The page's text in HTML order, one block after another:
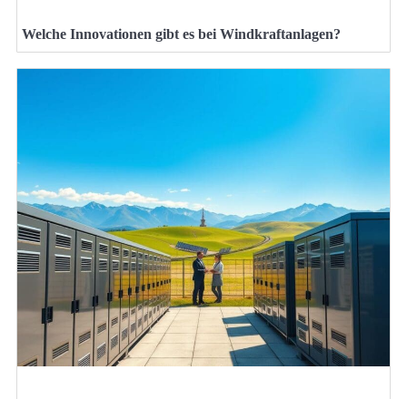
Welche Innovationen gibt es bei Windkraftanlagen?